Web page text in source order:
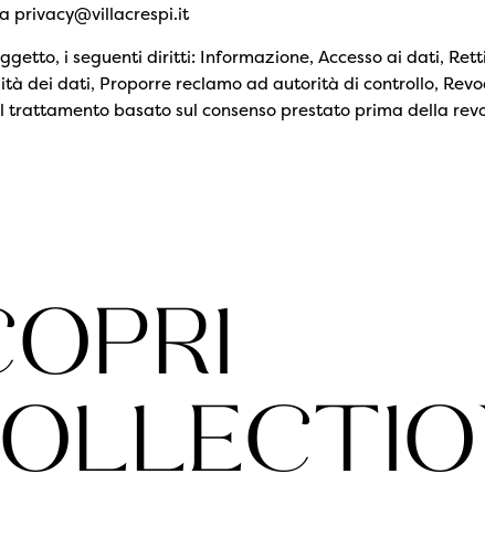
privacy@villacrespi.it
i seguenti diritti: Informazione, Accesso ai dati,
dei dati, Proporre reclamo ad autorità di controllo,
trattamento basato sul consenso prestato prima della